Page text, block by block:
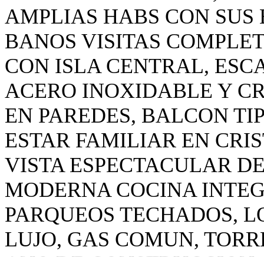
AMPLIAS HABS CON SUS
BANOS VISITAS
CON ISLA CENTRAL,
ACERO INOXIDABLE Y
EN PAREDES, BALCON
ESTAR FAMILIAR EN
VISTA ESPECTACULAR
MODERNA COCINA
PARQUEOS TECHADOS,
LUJO, GAS COMUN,